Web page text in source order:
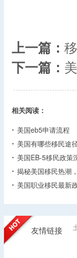
上一篇：
下一篇：
相关阅读：
美国eb5申请流程
美国有哪些移民途
美国EB-5移民政策
揭秘美国移民热潮
美国职业移民最新
友情链接